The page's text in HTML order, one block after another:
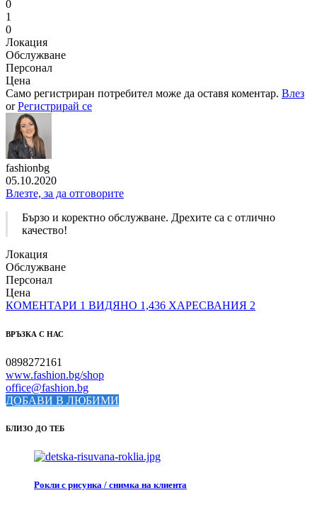
0
1
0
Локация
Обслужване
Персонал
Цена
Само регистриран потребител може да оставя коментар. Влез
orРегистрирай се
fashionbg
05.10.2020
Влезте, за да отговорите
Бързо и коректно обслужване. Дрехите са с отлично
качество!
Локация
Обслужване
Персонал
Цена
КОМЕНТАРИ 1 ВИДЯНО 1,436 ХАРЕСВАНИЯ 2
ВРЪЗКА С НАС
0898272161
www.fashion.bg/shop
office@fashion.bg
ДОБАВИ В ЛЮБИМИ
БЛИЗО ДО ТЕБ
Рокли с рисунка / снимка на клиента